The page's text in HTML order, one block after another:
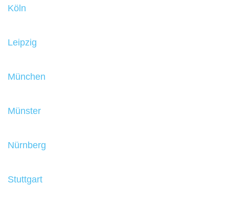
Köln
Leipzig
München
Münster
Nürnberg
Stuttgart